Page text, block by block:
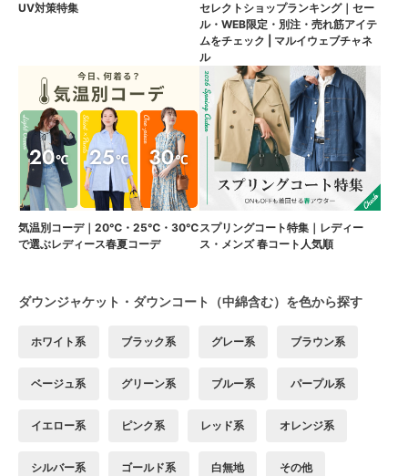
UV対策特集
セレクトショップランキング｜セー
ル・WEB限定・別注・売れ筋アイテ
ムをチェック | マルイウェブチャネ
ル
気温別コーデ｜20℃・25℃・30℃
で選ぶレディース春夏コーデ
スプリングコート特集｜レディー
ス・メンズ 春コート人気順
ダウンジャケット・ダウンコート（中綿含む）を色から探す
ホワイト系 ブラック系 グレー系 ブラウン系
ベージュ系 グリーン系 ブルー系 パープル系
イエロー系 ピンク系 レッド系 オレンジ系
シルバー系 ゴールド系 白無地 その他